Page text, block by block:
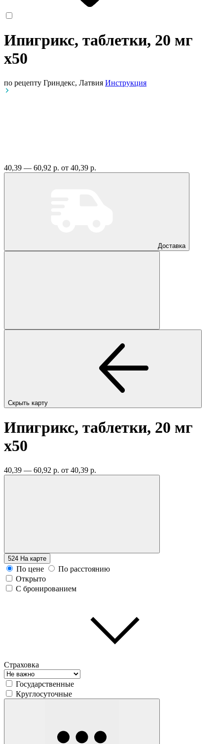
Ипигрикс, таблетки, 20 мг
x50
по рецепту Гриндекс, Латвия Инструкция
40,39 — 60,92 р. от 40,39 р.
Доставка
Скрыть карту
Ипигрикс, таблетки, 20 мг
x50
40,39 — 60,92 р. от 40,39 р.
524 На карте
По цене
По расстоянию
Открыто
С бронированием
Страховка
Государственные
Круглосуточные